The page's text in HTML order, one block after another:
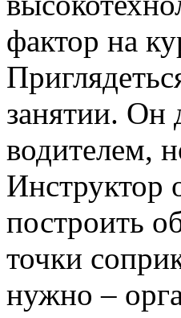
фактор на
занятии. Он
водителем,
Инструктор
построить
точки
нужно –